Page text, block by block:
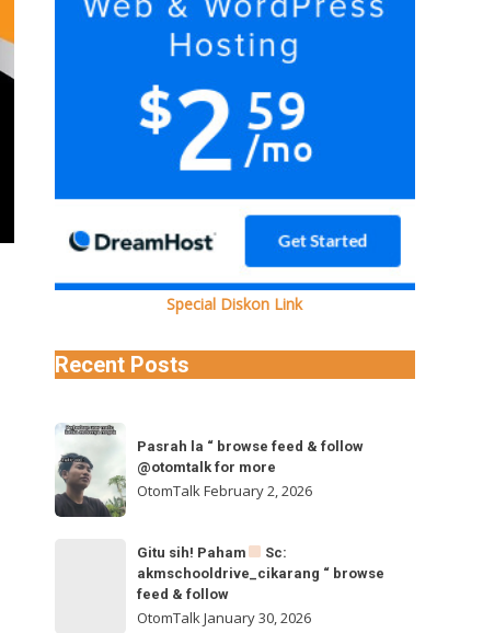
Special Diskon Link
Recent Posts
Pasrah
la
browse
@otomtalk
Pasrah la “ browse feed & follow
@otomtalk for more
OtomTalkFebruary 2, 2026
Gitu sih! Paham
Sc:
akmschooldrive_cikarang “ browse
feed & follow
OtomTalkJanuary 30, 2026